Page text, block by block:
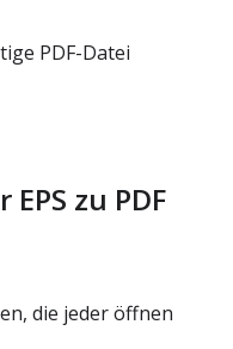
PDF-Datei
zu PDF
die jeder öffnen